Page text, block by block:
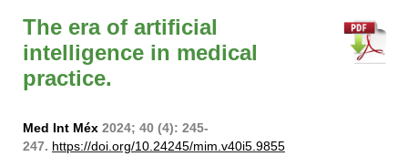
The era of artificial
intelligence in medical
practice.
Med Int Méx 2024; 40 (4): 245-
247. https://doi.org/10.24245/mim.v40i5.9855